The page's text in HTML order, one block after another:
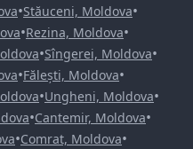
•Stăuceni, Moldova•
•Rezina, Moldova•
•Sîngerei, Moldova•
•Fălești, Moldova•
•Ungheni, Moldova•
•Cantemir, Moldova•
•Comrat, Moldova•